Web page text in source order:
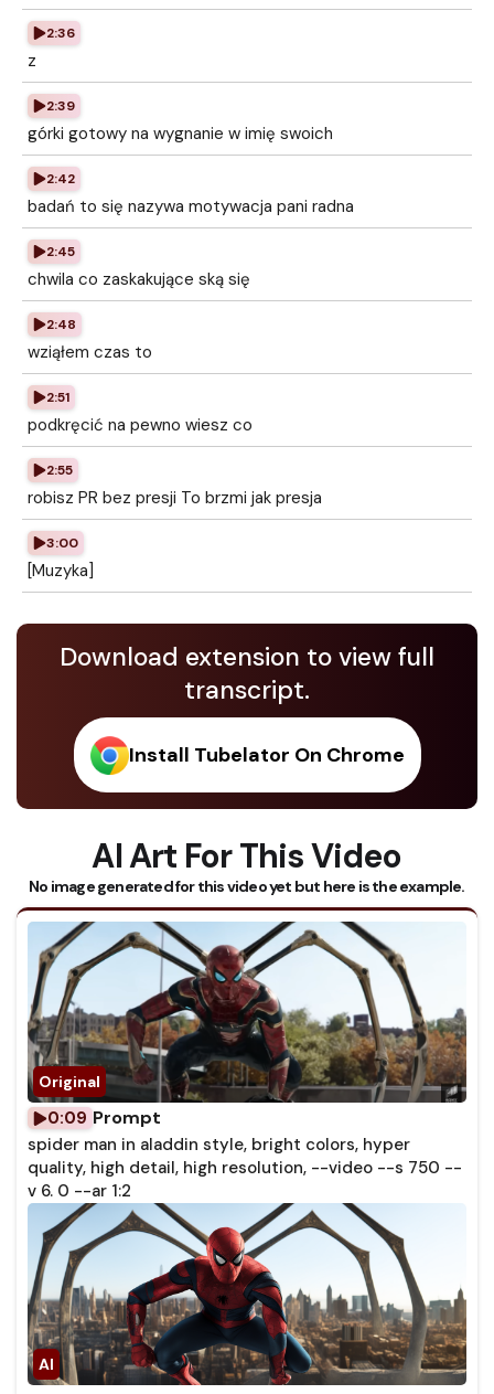
2:36
z
2:39
górki gotowy na wygnanie w imię swoich
2:42
badań to się nazywa motywacja pani radna
2:45
chwila co zaskakujące ską się
2:48
wziąłem czas to
2:51
podkręcić na pewno wiesz co
2:55
robisz PR bez presji To brzmi jak presja
3:00
[Muzyka]
Download extension to view full
transcript.
Install Tubelator On Chrome
AI Art For This Video
No image generated for this video yet but here is the example.
0:09 Prompt
spider man in aladdin style, bright colors, hyper
quality, high detail, high resolution, --video --s 750 --
v 6. 0 --ar 1:2